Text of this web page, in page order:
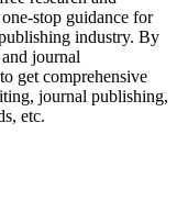
stop guidance for
industry. By
journal
get comprehensive
journal publishing,
etc.